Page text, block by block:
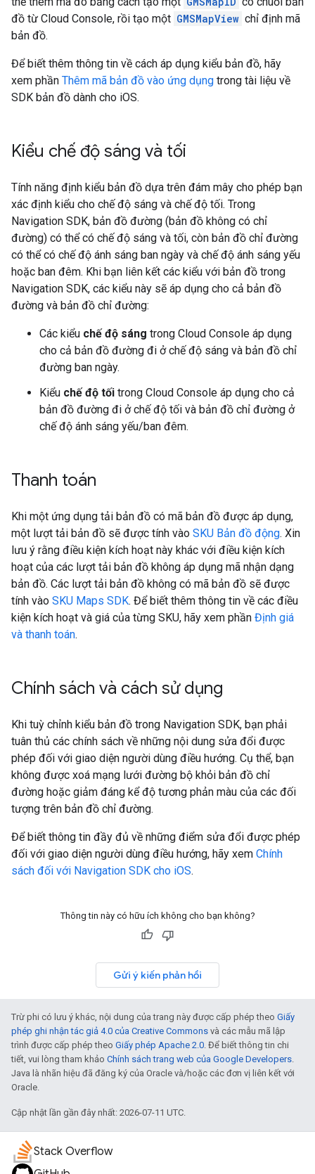
đồ từ Cloud Console, rồi tạo một GMSMapView chỉ định mã
bản đồ.
Để biết thêm thông tin về cách áp dụng kiểu bản đồ, hãy
xem phần Thêm mã bản đồ vào ứng dụng trong tài liệu về
SDK bản đồ dành cho iOS.
Kiểu chế độ sáng và tối
Tính năng định kiểu bản đồ dựa trên đám mây cho phép bạn
xác định kiểu cho chế độ sáng và chế độ tối. Trong
Navigation SDK, bản đồ đường (bản đồ không có chỉ
đường) có thể có chế độ sáng và tối, còn bản đồ chỉ đường
có thể có chế độ ánh sáng ban ngày và chế độ ánh sáng yếu
hoặc ban đêm. Khi bạn liên kết các kiểu với bản đồ trong
Navigation SDK, các kiểu này sẽ áp dụng cho cả bản đồ
đường và bản đồ chỉ đường:
Các kiểu chế độ sáng trong Cloud Console áp dụng
cho cả bản đồ đường đi ở chế độ sáng và bản đồ chỉ
đường ban ngày.
Kiểu chế độ tối trong Cloud Console áp dụng cho cả
bản đồ đường đi ở chế độ tối và bản đồ chỉ đường ở
chế độ ánh sáng yếu/ban đêm.
Thanh toán
Khi một ứng dụng tải bản đồ có mã bản đồ được áp dụng,
một lượt tải bản đồ sẽ được tính vào SKU Bản đồ động. Xin
lưu ý rằng điều kiện kích hoạt này khác với điều kiện kích
hoạt của các lượt tải bản đồ không áp dụng mã nhận dạng
bản đồ. Các lượt tải bản đồ không có mã bản đồ sẽ được
tính vào SKU Maps SDK. Để biết thêm thông tin về các điều
kiện kích hoạt và giá của từng SKU, hãy xem phần Định giá
và thanh toán.
Chính sách và cách sử dụng
Khi tuỳ chỉnh kiểu bản đồ trong Navigation SDK, bạn phải
tuân thủ các chính sách về những nội dung sửa đổi được
phép đối với giao diện người dùng điều hướng. Cụ thể, bạn
không được xoá mạng lưới đường bộ khỏi bản đồ chỉ
đường hoặc giảm đáng kể độ tương phản màu của các đối
tượng trên bản đồ chỉ đường.
Để biết thông tin đầy đủ về những điểm sửa đổi được phép
đối với giao diện người dùng điều hướng, hãy xem Chính
sách đối với Navigation SDK cho iOS.
Thông tin này có hữu ích không cho bạn không?
Gửi ý kiến phản hồi
Trừ phi có lưu ý khác, nội dung của trang này được cấp phép theo Giấy
phép ghi nhận tác giả 4.0 của Creative Commons và các mẫu mã lập
trình được cấp phép theo Giấy phép Apache 2.0. Để biết thông tin chi
tiết, vui lòng tham khảo Chính sách trang web của Google Developers.
Java là nhãn hiệu đã đăng ký của Oracle và/hoặc các đơn vị liên kết với
Oracle.
Cập nhật lần gần đây nhất: 2026-07-11 UTC.
Stack Overflow